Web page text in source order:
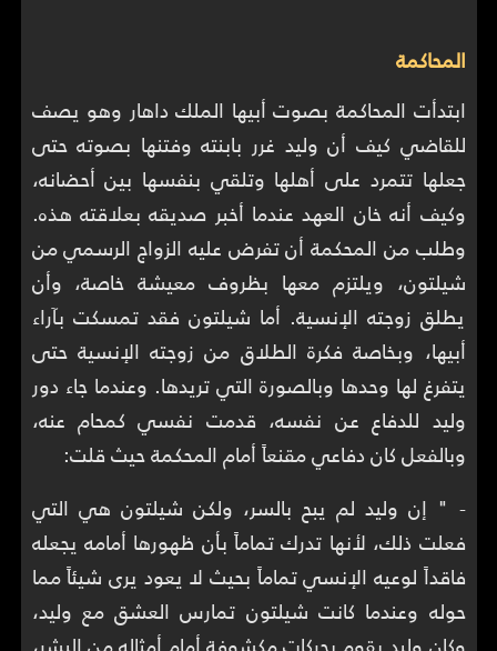
المحاكمة
ابتدأت المحاكمة بصوت أبيها الملك داهار وهو يصف
للقاضي كيف أن وليد غرر بابنته وفتنها بصوته حتى
جعلها تتمرد على أهلها وتلقي بنفسها بين أحضانه،
وكيف أنه خان العهد عندما أخبر صديقه بعلاقته هذه.
وطلب من المحكمة أن تفرض عليه الزواج الرسمي من
شيلتون، ويلتزم معها بظروف معيشة خاصة، وأن
يطلق زوجته الإنسية. أما شيلتون فقد تمسكت بآراء
أبيها، وبخاصة فكرة الطلاق من زوجته الإنسية حتى
يتفرغ لها وحدها وبالصورة التي تريدها. وعندما جاء دور
وليد للدفاع عن نفسه، قدمت نفسي كمحام عنه،
وبالفعل كان دفاعي مقنعاً أمام المحكمة حيث قلت:
- " إن وليد لم يبح بالسر، ولكن شيلتون هي التي
فعلت ذلك، لأنها تدرك تماماً بأن ظهورها أمامه يجعله
فاقداً لوعيه الإنسي تماماً بحيث لا يعود يرى شيئاً مما
حوله وعندما كانت شيلتون تمارس العشق مع وليد،